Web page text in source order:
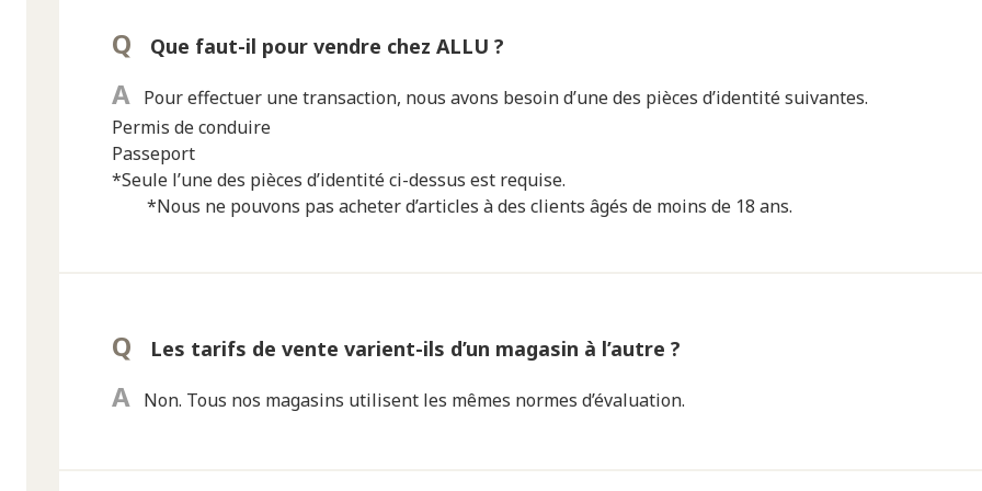
Que faut-il pour vendre chez ALLU ?
Pour effectuer une transaction, nous avons besoin d’une des pièces d’identité suivantes.
Permis de conduire
Passeport
*Seule l’une des pièces d’identité ci-dessus est requise.
*Nous ne pouvons pas acheter d’articles à des clients âgés de moins de 18 ans.
Les tarifs de vente varient-ils d’un magasin à l’autre ?
Non. Tous nos magasins utilisent les mêmes normes d’évaluation.